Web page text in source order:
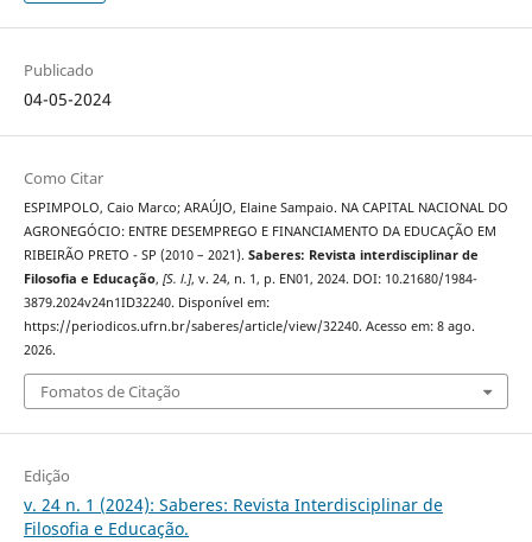
Publicado
04-05-2024
Como Citar
ESPIMPOLO, Caio Marco; ARAÚJO, Elaine Sampaio. NA CAPITAL NACIONAL DO
AGRONEGÓCIO: ENTRE DESEMPREGO E FINANCIAMENTO DA EDUCAÇÃO EM
RIBEIRÃO PRETO - SP (2010 – 2021). Saberes: Revista interdisciplinar de
Filosofia e Educação, [S. l.], v. 24, n. 1, p. EN01, 2024. DOI: 10.21680/1984-
3879.2024v24n1ID32240. Disponível em:
https://periodicos.ufrn.br/saberes/article/view/32240. Acesso em: 8 ago.
2026.
Fomatos de Citação
Edição
v. 24 n. 1 (2024): Saberes: Revista Interdisciplinar de
Filosofia e Educação.